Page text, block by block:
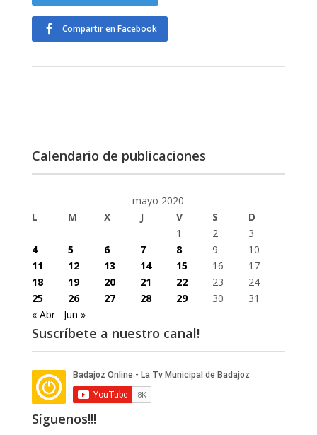
Compartir en Facebook
Calendario de publicaciones
mayo 2020
L
M X J V S
D
1
2
3
4
5 6 7 8 9
10
11
12 13 14 15 16
17
18
19 20 21 22 23
24
25
26 27 28 29 30
31
« Abr
Jun »
Suscríbete a nuestro canal!
Síguenos!!!